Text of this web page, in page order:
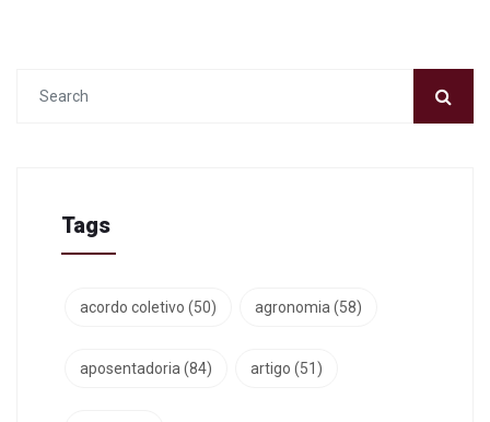
Tags
acordo coletivo (50) agronomia (58)
aposentadoria (84) artigo (51)